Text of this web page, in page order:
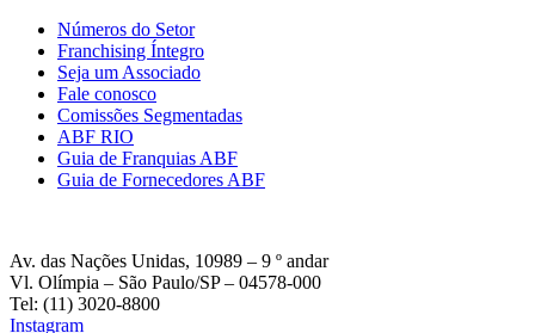
Números do Setor
Franchising Íntegro
Seja um Associado
Fale conosco
Comissões Segmentadas
ABF RIO
Guia de Franquias ABF
Guia de Fornecedores ABF
Av. das Nações Unidas, 10989 – 9 º andar
Vl. Olímpia – São Paulo/SP – 04578-000
Tel: (11) 3020-8800
Instagram